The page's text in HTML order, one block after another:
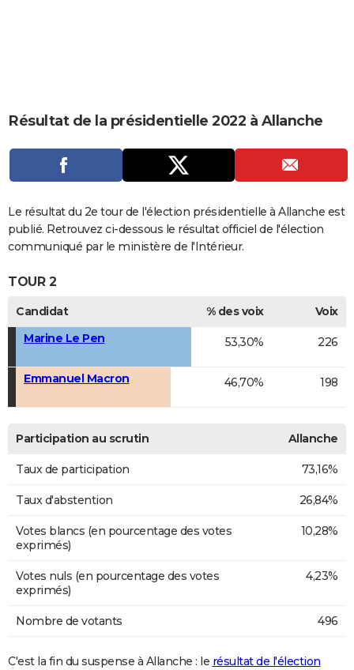
CARTE DE VOEUX
DICTIONNAIRE
Dictionnaire
Biographies
Expressions
Proverbes
PROGRAMME TV
COPAINS D'AVANT
Se connecter
Collèges
Universités
Entreprises
Service militaire
Avis de recherche
AVIS DE DÉCÈS
FORUM
Bricolage
Culture
Television
Voyage
Résultat de la présidentielle 2022 à Allanche
Le résultat du 2e tour de l'élection présidentielle à Allanche est
publié. Retrouvez ci-dessous le résultat officiel de l'élection
communiqué par le ministère de l'Intérieur.
TOUR 2
Candidat % des voix
Voix
Marine Le Pen
53,30% 226
Emmanuel Macron 46,70% 198
Participation au scrutin Allanche
Taux de participation 73,16%
Taux d'abstention 26,84%
Votes blancs (en pourcentage des votes
exprimés)
10,28%
Votes nuls (en pourcentage des votes
exprimés)
4,23%
Nombre de votants 496
C'est la fin du suspense à Allanche : le résultat de l'élection